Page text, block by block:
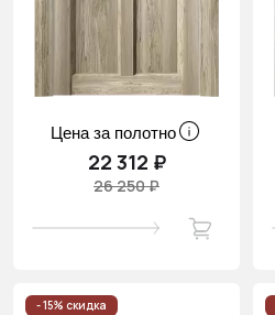
Цена за полотно
22 312 ₽
26 250 ₽
- 15% скидка